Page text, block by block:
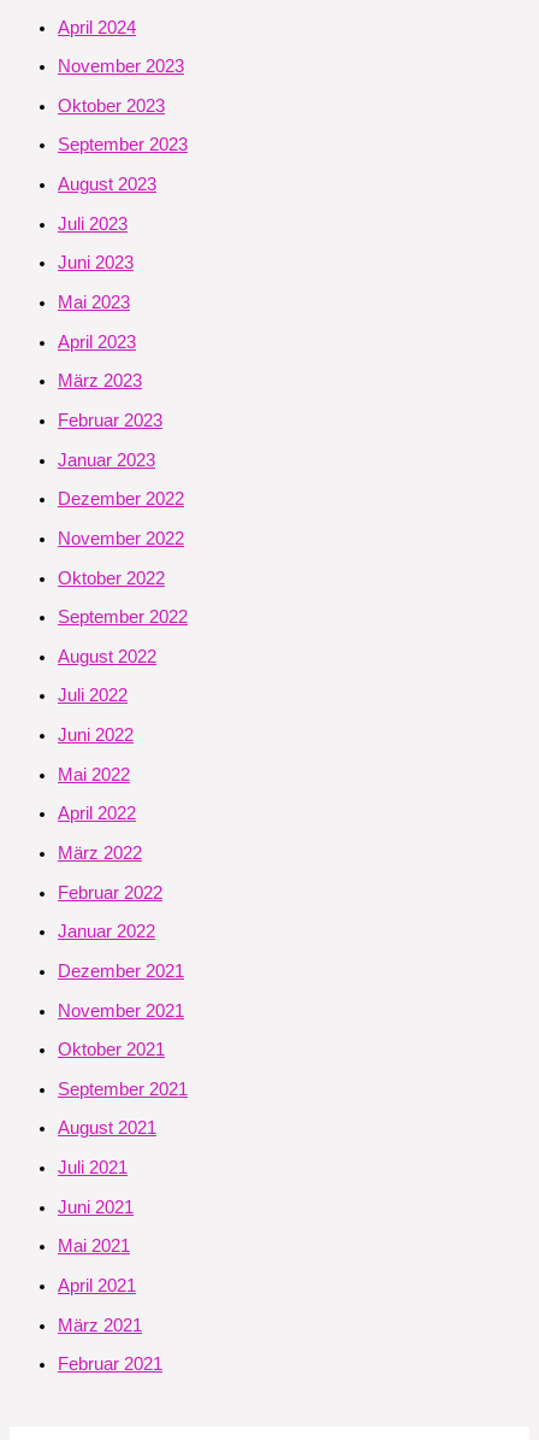
April 2024
November 2023
Oktober 2023
September 2023
August 2023
Juli 2023
Juni 2023
Mai 2023
April 2023
März 2023
Februar 2023
Januar 2023
Dezember 2022
November 2022
Oktober 2022
September 2022
August 2022
Juli 2022
Juni 2022
Mai 2022
April 2022
März 2022
Februar 2022
Januar 2022
Dezember 2021
November 2021
Oktober 2021
September 2021
August 2021
Juli 2021
Juni 2021
Mai 2021
April 2021
März 2021
Februar 2021